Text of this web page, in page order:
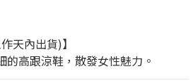
天內出貨)】
的高跟涼鞋，散發女性魅力。